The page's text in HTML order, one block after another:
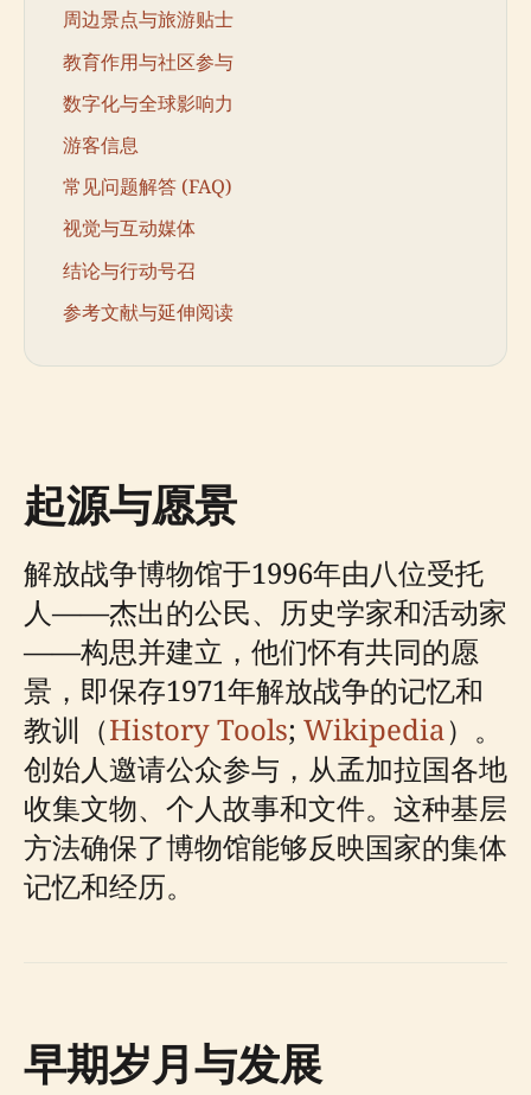
周边景点与旅游贴士
教育作用与社区参与
数字化与全球影响力
游客信息
常见问题解答 (FAQ)
视觉与互动媒体
结论与行动号召
参考文献与延伸阅读
起源与愿景
解放战争博物馆于1996年由八位受托
人——杰出的公民、历史学家和活动家
——构思并建立，他们怀有共同的愿
景，即保存1971年解放战争的记忆和
教训（History Tools; Wikipedia）。
创始人邀请公众参与，从孟加拉国各地
收集文物、个人故事和文件。这种基层
方法确保了博物馆能够反映国家的集体
记忆和经历。
早期岁月与发展